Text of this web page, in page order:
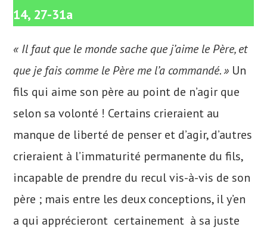
14, 27-31a
« Il faut que le monde sache que j’aime le Père, et
que je fais comme le Père me l’a commandé. » Un
fils qui aime son père au point de n’agir que
selon sa volonté ! Certains crieraient au
manque de liberté de penser et d’agir, d’autres
crieraient à l’immaturité permanente du fils,
incapable de prendre du recul vis-à-vis de son
père ; mais entre les deux conceptions, il y’en
a qui apprécieront certainement à sa juste